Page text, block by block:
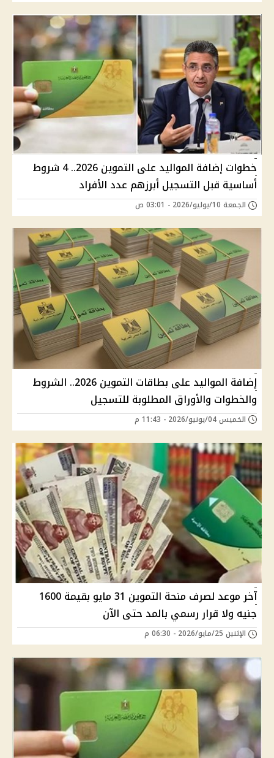
خطوات إضافة المواليد على التموين 2026.. 4 شروط
أساسية قبل التسجيل أبرزهم عدد الأفراد
الجمعة 10/يوليو/2026 - 03:01 ص
إضافة المواليد على بطاقات التموين 2026.. الشروط
والخطوات والأوراق المطلوبة للتسجيل
الخميس 04/يونيو/2026 - 11:43 م
آخر موعد لصرف منحة التموين 31 مايو بقيمة 1600
جنيه ولا قرار رسمي بالمد حتى الآن
الإثنين 25/مايو/2026 - 06:30 م